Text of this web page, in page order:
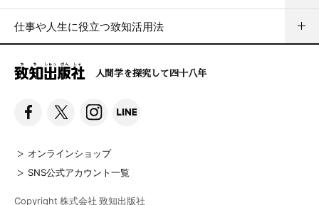
仕事や人生に役立つ致知活用法
人間学を探究して四十八年
オンラインショップ
SNS公式アカウント一覧
Copyright 株式会社 致知出版社